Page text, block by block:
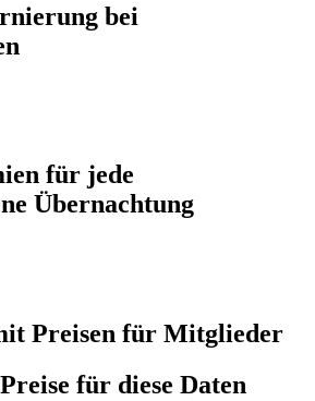
bei
für jede
Übernachtung
Preisen für Mitglieder
für diese Daten